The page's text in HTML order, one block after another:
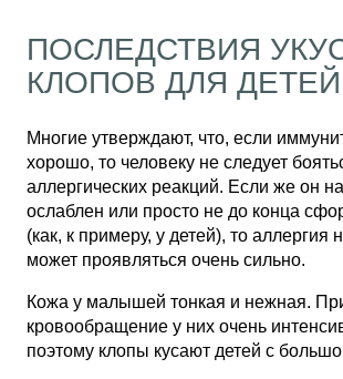
ПОСЛЕДСТВИЯ
КЛОПОВ ДЛЯ ДЕТЕЙ
Многие утверждают, что, если
хорошо, то человеку не следует
аллергических реакций. Если же он
ослаблен или просто не до конца
(как, к примеру, у детей), то аллергия
может проявляться очень сильно.
Кожа у малышей тонкая и нежная.
кровообращение у них очень
поэтому клопы кусают детей с